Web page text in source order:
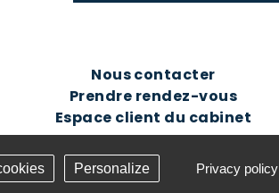
Nous contacter
Prendre rendez-vous
Espace client du cabinet
Answeb -Gestion cookies
Personalize Privacy policy